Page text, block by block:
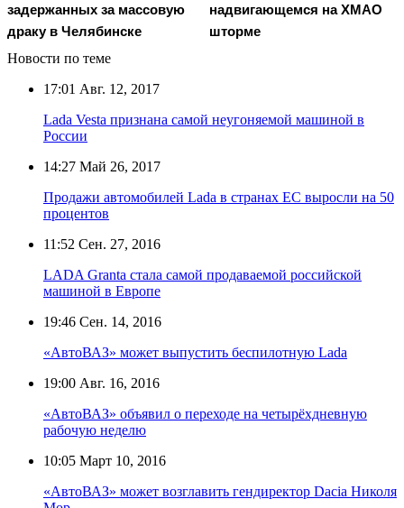
задержанных за массовую
драку в Челябинске
надвигающемся на ХМАО
шторме
Новости по теме
17:01 Авг. 12, 2017
Lada Vesta признана самой неугоняемой машиной в
России
14:27 Май 26, 2017
Продажи автомобилей Lada в странах ЕС выросли на 50
процентов
11:52 Сен. 27, 2016
LADA Granta стала самой продаваемой российской
машиной в Европе
19:46 Сен. 14, 2016
«АвтоВАЗ» может выпустить беспилотную Lada
19:00 Авг. 16, 2016
«АвтоВАЗ» объявил о переходе на четырёхдневную
рабочую неделю
10:05 Март 10, 2016
«АвтоВАЗ» может возглавить гендиректор Dacia Николя